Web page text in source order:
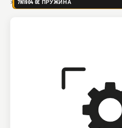
7N1904 OE ПРУЖИНА